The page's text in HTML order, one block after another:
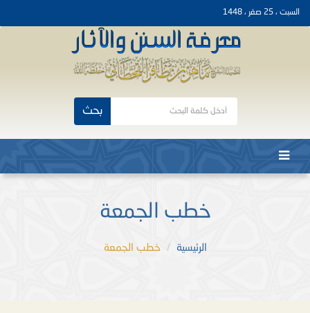
السبت ، 25 صفر ، 1448
بحث
خطب الجمعة
الرئيسية خطب الجمعة